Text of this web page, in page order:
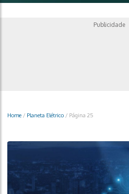
Publicidade
Home / Planeta Elétrico / Página 25